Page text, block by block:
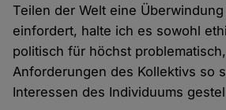
Teilen der Welt eine
einfordert, halte ich es sowohl
politisch für höchst
Anforderungen des Kollektivs so
Interessen des Individuums